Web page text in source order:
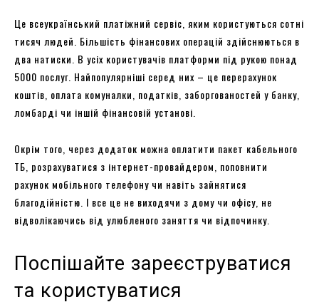
Це всеукраїнський платіжний сервіс, яким користуються сотні
тисяч людей. Більшість фінансових операцій здійснюються в
два натиски. В усіх користувачів платформи під рукою понад
5000 послуг. Найпопулярніші серед них – це перерахунок
коштів, оплата комуналки, податків, заборгованостей у банку,
ломбарді чи іншій фінансовій установі.
Окрім того, через додаток можна оплатити пакет кабельного
ТБ, розрахуватися з інтернет-провайдером, поповнити
рахунок мобільного телефону чи навіть зайнятися
благодійністю. І все це не виходячи з дому чи офісу, не
відволікаючись від улюбленого заняття чи відпочинку.
Поспішайте зареєструватися
та користуватися